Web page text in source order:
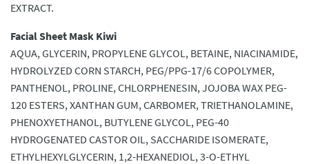
EXTRACT.
Facial Sheet Mask Kiwi
AQUA, GLYCERIN, PROPYLENE GLYCOL, BETAINE, NIACINAMIDE,
HYDROLYZED CORN STARCH, PEG/PPG-17/6 COPOLYMER,
PANTHENOL, PROLINE, CHLORPHENESIN, JOJOBA WAX PEG-
120 ESTERS, XANTHAN GUM, CARBOMER, TRIETHANOLAMINE,
PHENOXYETHANOL, BUTYLENE GLYCOL, PEG-40
HYDROGENATED CASTOR OIL, SACCHARIDE ISOMERATE,
ETHYLHEXYLGLYCERIN, 1,2-HEXANEDIOL, 3-O-ETHYL